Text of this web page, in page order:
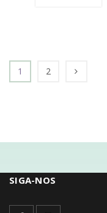
1 2
SIGA-NOS